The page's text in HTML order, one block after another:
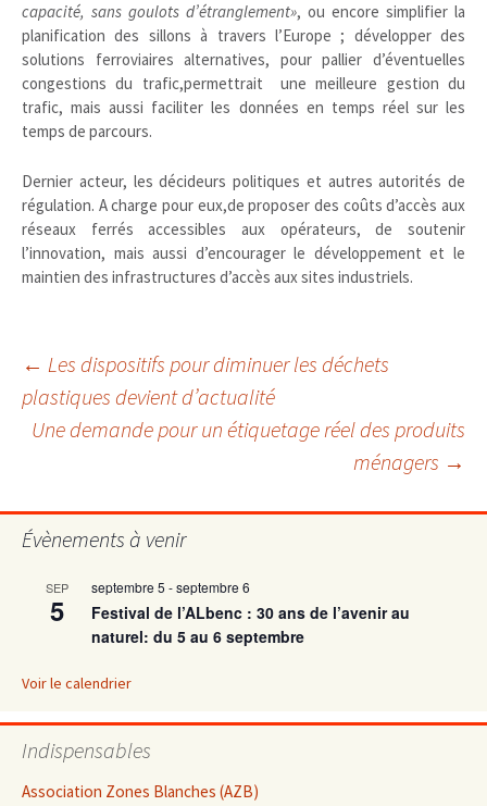
capacité, sans goulots d’étranglement», ou encore simplifier la
planification des sillons à travers l’Europe ; développer des
solutions ferroviaires alternatives, pour pallier d’éventuelles
congestions du trafic,permettrait une meilleure gestion du
trafic, mais aussi faciliter les données en temps réel sur les
temps de parcours.
Dernier acteur, les décideurs politiques et autres autorités de
régulation. A charge pour eux,de proposer des coûts d’accès aux
réseaux ferrés accessibles aux opérateurs, de soutenir
l’innovation, mais aussi d’encourager le développement et le
maintien des infrastructures d’accès aux sites industriels.
Navigation
des
articles
← Les dispositifs pour diminuer les déchets
plastiques devient d’actualité
Une demande pour un étiquetage réel des produits
ménagers →
Évènements à venir
SEP
5
septembre 5 -septembre 6
Festival de l’ALbenc : 30 ans de l’avenir au
naturel: du 5 au 6 septembre
Voir le calendrier
Indispensables
Association Zones Blanches (AZB)